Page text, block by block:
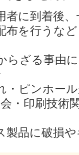
者に到着後
布を行うな
らざる事由
・ピンホー
・印刷技術
製品に破損